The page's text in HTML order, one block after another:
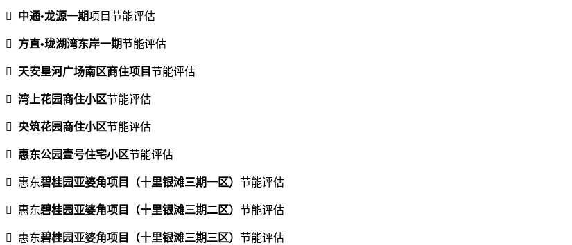
 中通•龙源一期项目节能评估
 方直•珑湖湾东岸一期节能评估
 天安星河广场南区商住项目节能评估
 湾上花园商住小区节能评估
 央筑花园商住小区节能评估
 惠东公园壹号住宅小区节能评估
 惠东碧桂园亚婆角项目（十里银滩三期一区） 节能评估
 惠东碧桂园亚婆角项目（十里银滩三期二区） 节能评估
 惠东碧桂园亚婆角项目（十里银滩三期三区） 节能评估